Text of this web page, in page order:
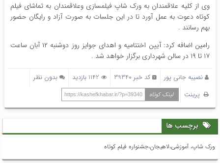
وی از کلیه علاقمندان به ورک شاپ فیلمسازی وعلاقمندان به تماشای فیلم
کوتاه دعوت به عمل آورد تا در این جلسات به صورت آزاد و رایگان حضور
بهم رسانند .
رامین اضافه کرد: آیین اختتامیه و اهدای جوایز روز دوشنبه ۱۲ آبان ساعت
۱۷ تا ۱۹ در سالن شهرداری برگزار خواهد شد .
نصیبه جانی پور کد خبر 39340 1142 بازدید
بدون نظر
پرینت
لینک کوتاه https://kashefkhabar.ir/?p=39340
برچسب ها
ورک شاپ، آموزشی،لاهیجان،جشنواره فیلم کوتاه